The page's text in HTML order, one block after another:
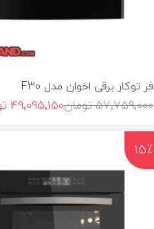
فر توکار برقی اخوان مدل F30
57٬759٬000 تومان 49٬095٬150 تومان
15٪